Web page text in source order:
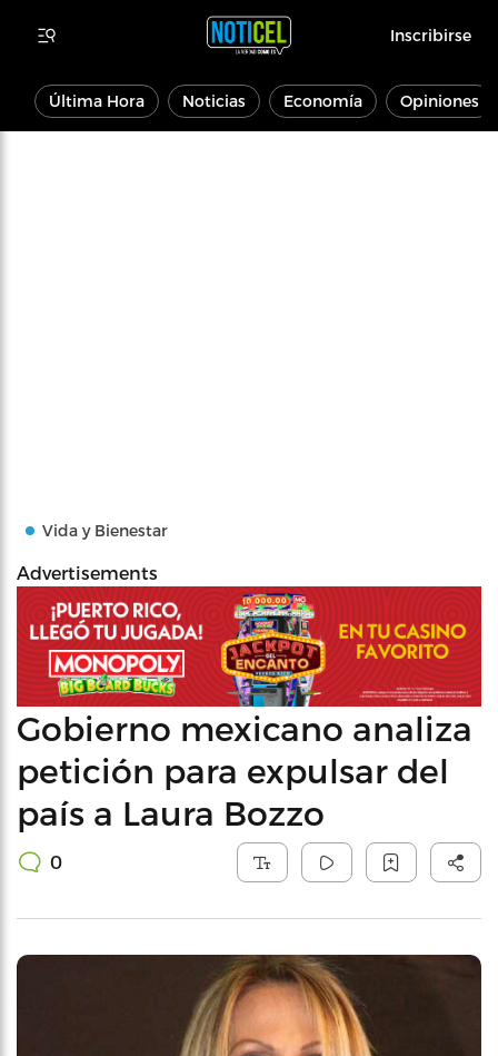
Inscribirse
Última Hora Noticias Economía Opiniones
Vida y Bienestar
Advertisements
Gobierno mexicano analiza
petición para expulsar del
país a Laura Bozzo
0